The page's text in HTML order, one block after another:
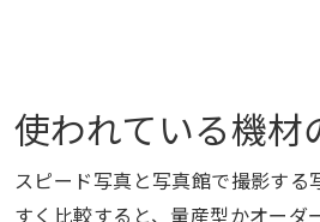
使われている機材
スピード写真と写真館で撮影する
すく比較すると、量産型かオーダ